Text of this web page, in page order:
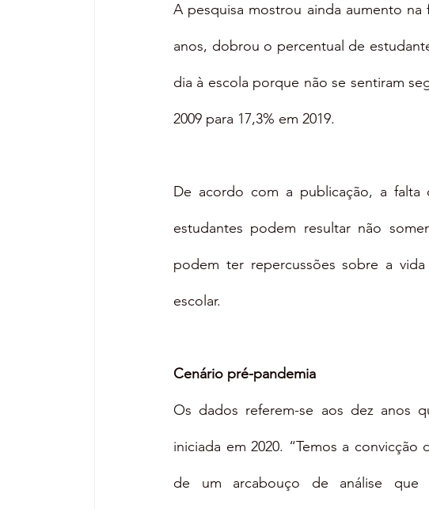
A pesquisa mostrou ainda aumento
anos, dobrou o percentual de
dia à escola porque não se sentiram
2009 para 17,3% em 2019.
De acordo com a publicação, a falta
estudantes podem resultar não
podem ter repercussões sobre a
escolar.
Cenário pré-pandemia
Os dados referem-se aos dez anos
iniciada em 2020. “Temos a
de um arcabouço de análise que